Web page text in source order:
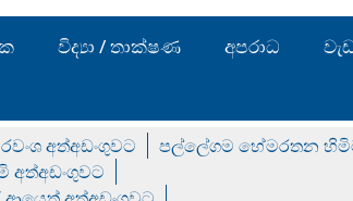
විද්‍යා / තාක්ෂණ අපරාධ
අත්අඩංගුවට
පල්ලේගම හේමරතන
අත්අඩංගුවට